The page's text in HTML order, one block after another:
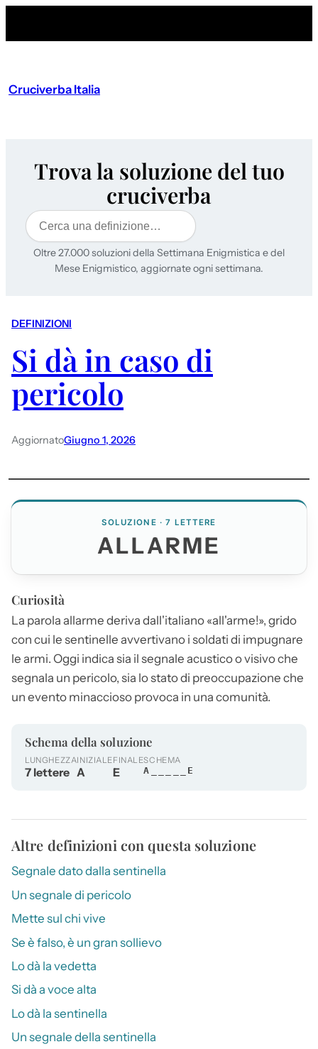
Cruciverba Italia
Trova la soluzione del tuo
cruciverba
Cerca
Oltre 27.000 soluzioni della Settimana Enigmistica e del
Mese Enigmistico, aggiornate ogni settimana.
DEFINIZIONI
Si dà in caso di
pericolo
AggiornatoGiugno 1, 2026
SOLUZIONE · 7 LETTERE
ALLARME
Curiosità
La parola allarme deriva dall'italiano «all'arme!», grido
con cui le sentinelle avvertivano i soldati di impugnare
le armi. Oggi indica sia il segnale acustico o visivo che
segnala un pericolo, sia lo stato di preoccupazione che
un evento minaccioso provoca in una comunità.
Schema della soluzione
LUNGHEZZA
7 lettere
INIZIALE
A
FINALE
E
SCHEMA
A_____E
Altre definizioni con questa soluzione
Segnale dato dalla sentinella
Un segnale di pericolo
Mette sul chi vive
Se è falso, è un gran sollievo
Lo dà la vedetta
Si dà a voce alta
Lo dà la sentinella
Un segnale della sentinella